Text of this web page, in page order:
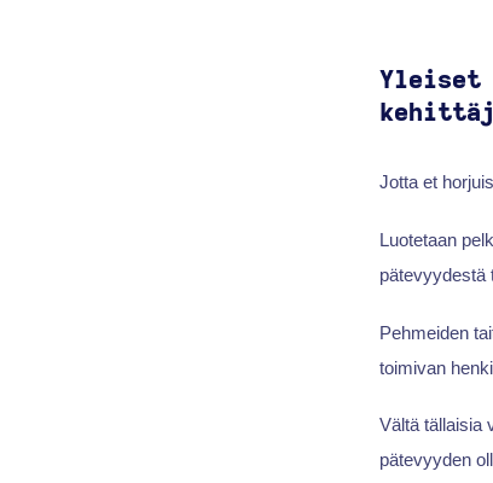
Yleiset
Jotta et
Luotetaan
pätevyydestä
Pehmeiden
toimivan
Vältä tällaisia
pätevyyden